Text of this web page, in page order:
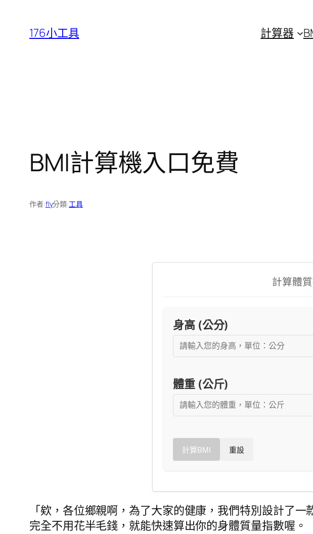
176小工具 計算器
BMI計算機入口免費
作者:fly分類:工具
計算體
身高 (公分)
體重 (公斤)
計算BMI 重設
「欸，各位鄉親啊，為了大家的健康，我們特別設計了
完全不用花半毛錢，就能快速算出你的身體質量指數喔。